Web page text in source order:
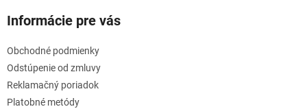
Informácie pre vás
Obchodné podmienky
Odstúpenie od zmluvy
Reklamačný poriadok
Platobné metódy